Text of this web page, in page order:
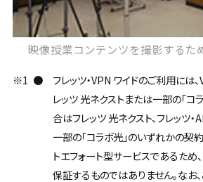
映像授業コンテンツを撮影するた
※1 ●
フレッツ・VPN ワイドのご利用に
レッツ 光ネクストまたは一部の「コ
合はフレッツ 光ネクスト、フレッツ・
一部の「コラボ光」のいずれかの契
トエフォート型サービスであるた
保証するものではありません。なお